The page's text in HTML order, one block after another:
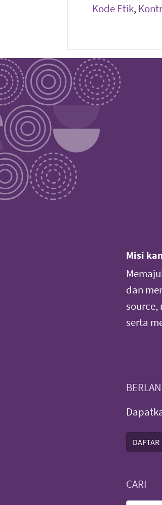
Kode Etik,
Misi
dan
source,
serta
DAFTAR
CARI